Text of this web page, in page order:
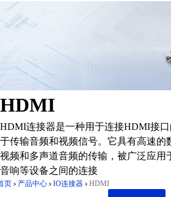
HDMI
HDMI连接器是一种用于连接HDMI接
于传输音频和视频信号。它具有高速的
视频和多声道音频的传输，被广泛应用
音响等设备之间的连接
页 产品中心 IO连接器 HDMI